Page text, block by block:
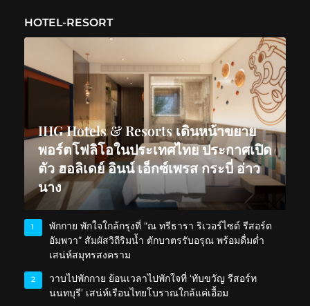
HOTEL-RESORT
IHG Hotels & Resorts เดินหน้าขยาย
พอร์ตโฟลิโอในประเทศไทย ประกาศเปิด
ตัว ฮอลิเดย์ อินน์ เอ็กซ์เพรส กระบี่ อ่าว
นาง
1
พักกาย พักใจใกล้กรุงที่ “ณ ทรีธารา ริเวอร์ไซด์ รีสอร์ต
อัมพวา” สัมผัสวิถีริมน้ำ ตักบาตรรับอรุณ พร้อมดื่มด่ำ
เสน่ห์สมุทรสงคราม
2
วาบไปพักกาย ย้อนเวลาไปพักใจที่ ‘ทับขวัญ รีสอร์ท
นนทบุรี’ เสน่ห์เรือนไทยโบราณใกล้แค่เอื้อม